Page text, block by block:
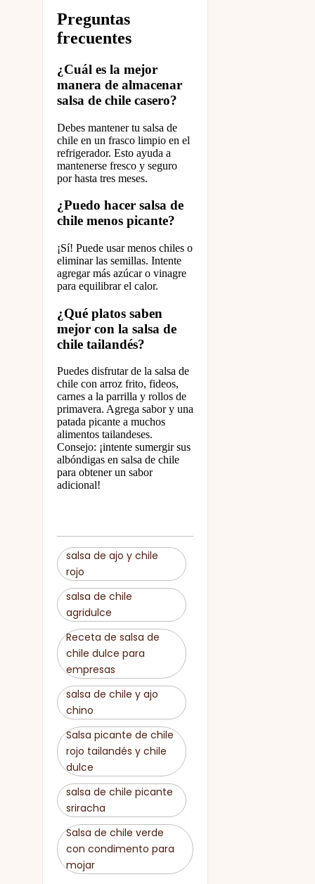
Preguntas
frecuentes
¿Cuál es la mejor
manera de almacenar
salsa de chile casero?
Debes mantener tu salsa de
chile en un frasco limpio en el
refrigerador. Esto ayuda a
mantenerse fresco y seguro
por hasta tres meses.
¿Puedo hacer salsa de
chile menos picante?
¡Sí! Puede usar menos chiles o
eliminar las semillas. Intente
agregar más azúcar o vinagre
para equilibrar el calor.
¿Qué platos saben
mejor con la salsa de
chile tailandés?
Puedes disfrutar de la salsa de
chile con arroz frito, fideos,
carnes a la parrilla y rollos de
primavera. Agrega sabor y una
patada picante a muchos
alimentos tailandeses.
Consejo: ¡intente sumergir sus
albóndigas en salsa de chile
para obtener un sabor
adicional!
salsa de ajo y chile
rojo
salsa de chile
agridulce
Receta de salsa de
chile dulce para
empresas
salsa de chile y ajo
chino
Salsa picante de chile
rojo tailandés y chile
dulce
salsa de chile picante
sriracha
Salsa de chile verde
con condimento para
mojar